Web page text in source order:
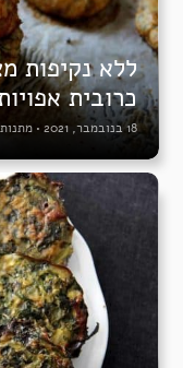
ללא נקיפות
כרובית
18 בנובמבר, 2021 •